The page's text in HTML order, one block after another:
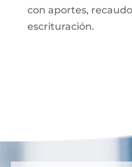
con aportes,
escrituración.